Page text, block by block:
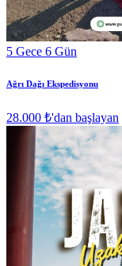
5 Gece 6 Gün
Ağrı Dağı Ekspedisyonu
28.000 ₺'dan başlayan